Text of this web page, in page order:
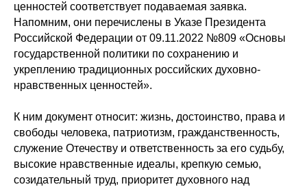
ценностей соответствует подаваемая заявка.
Напомним, они перечислены в Указе Президента
Российской Федерации от 09.11.2022 №809 «Основы
государственной политики по сохранению и
укреплению традиционных российских духовно-
нравственных ценностей».
К ним документ относит: жизнь, достоинство, права и
свободы человека, патриотизм, гражданственность,
служение Отечеству и ответственность за его судьбу,
высокие нравственные идеалы, крепкую семью,
созидательный труд, приоритет духовного над